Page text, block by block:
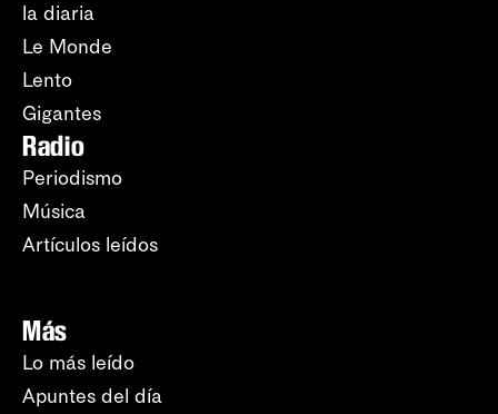
la diaria
Le Monde
Lento
Gigantes
Radio
Periodismo
Música
Artículos leídos
Más
Lo más leído
Apuntes del día